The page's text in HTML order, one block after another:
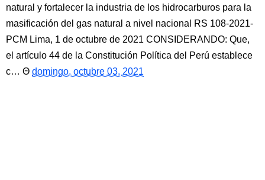
natural y fortalecer la industria de los hidrocarburos para la
masificación del gas natural a nivel nacional RS 108-2021-
PCM Lima, 1 de octubre de 2021 CONSIDERANDO: Que,
el artículo 44 de la Constitución Política del Perú establece
c…
domingo, octubre 03, 2021